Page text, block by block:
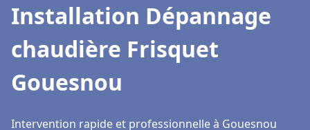
Installation Dépannage
chaudière Frisquet
Gouesnou
Intervention rapide et professionnelle à Gouesnou